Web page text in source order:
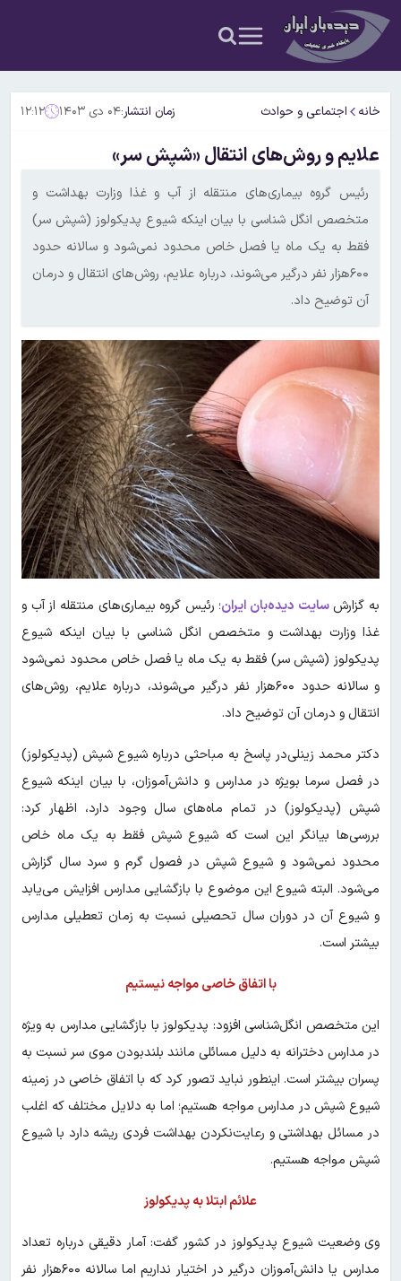
خانه اجتماعی و حوادث زمان انتشار:۰۴ دی ۱۴۰۳ ۱۲:۱۲
علایم و روش‌های انتقال «شپش سر»
رئیس گروه بیماری‌های منتقله از آب و غذا وزارت بهداشت و
متخصص انگل شناسی با بیان اینکه شیوع پدیکولوز (شپش سر)
فقط به یک ماه یا فصل خاص محدود نمی‌شود و سالانه حدود
۶۰۰هزار نفر درگیر می‌شوند، درباره علایم، روش‌های انتقال و درمان
آن توضیح داد.
به گزارشسایت دیده‌بان ایران؛ رئیس گروه بیماری‌های منتقله از آب و
غذا وزارت بهداشت و متخصص انگل شناسی با بیان اینکه شیوع
پدیکولوز (شپش سر) فقط به یک ماه یا فصل خاص محدود نمی‌شود
و سالانه حدود ۶۰۰هزار نفر درگیر می‌شوند، درباره علایم، روش‌های
انتقال و درمان آن توضیح داد.
دکتر محمد زینلی‌در پاسخ به مباحثی درباره شیوع شپش (پدیکولوز)
در فصل سرما بویژه در مدارس و دانش‌آموزان، با بیان اینکه شیوع
شپش (پدیکولوز) در تمام ماه‌های سال وجود دارد، اظهار کرد:
بررسی‌ها بیانگر این است که شیوع شپش فقط به یک ماه خاص
محدود نمی‌شود و شیوع شپش در فصول گرم و سرد سال گزارش
می‌شود. البته شیوع این موضوع با بازگشایی مدارس افزایش می‌یابد
و شیوع آن در دوران سال تحصیلی نسبت به زمان تعطیلی مدارس
بیشتر است.
با اتفاق خاصی مواجه نیستیم
این متخصص انگل‌شناسی افزود: پدیکولوز با بازگشایی مدارس به ویژه
در مدارس دخترانه به دلیل مسائلی مانند بلندبودن موی سر نسبت به
پسران بیشتر است. اینطور نباید تصور کرد که با اتفاق خاصی در زمینه
شیوع شپش در مدارس مواجه هستیم؛ اما به دلایل مختلف که اغلب
در مسائل بهداشتی و رعایت‌نکردن بهداشت فردی ریشه‌ دارد با شیوع
شپش مواجه هستیم.
علائم ابتلا به پدیکولوز
وی وضعیت شیوع پدیکولوز در کشور گفت: آمار دقیقی درباره تعداد
مدارس یا دانش‌آموزان درگیر در اختیار نداریم اما سالانه ۶۰۰هزار نفر